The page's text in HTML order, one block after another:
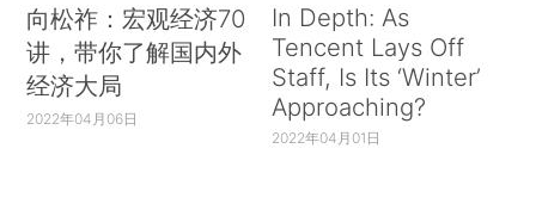
向松祚：宏观经济70
讲，带你了解国内外
经济大局
2022年04月06日
In Depth: As
Tencent Lays Off
Staff, Is Its ‘Winter’
Approaching?
2022年04月01日